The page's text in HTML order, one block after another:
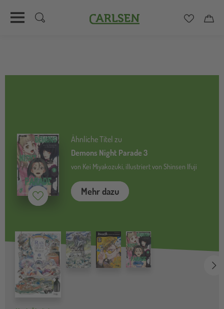
Carlsen
Ähnliche Titel zu
Demons Night Parade 3
von Kei Miyakozuki, illustriert von Shinsen Ifuji
Mehr dazu
Merken ( inaktiv)